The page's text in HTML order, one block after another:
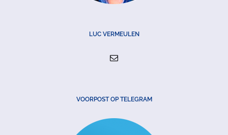
LUC VERMEULEN
VOORPOST OP TELEGRAM